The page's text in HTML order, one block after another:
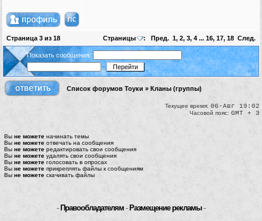
Страница 3 из 18 Страницы : Пред. 1, 2, 3, 4 ... 16, 17, 18 След.
Показать сообщения:
Список форумов Тоуки » Кланы (группы)
Текущее время: 06-Авг 19:02
Часовой пояс: GMT + 3
Вы не можете начинать темы
Вы не можете отвечать на сообщения
Вы не можете редактировать свои сообщения
Вы не можете удалять свои сообщения
Вы не можете голосовать в опросах
Вы не можете прикреплять файлы к сообщениям
Вы не можете скачивать файлы
- Правообладателям - Размещение рекламы-